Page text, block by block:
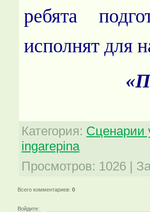
ребята
исполнят для
Категория: Сценарии
ingarepina
Просмотров: 1026 |
Всего комментариев:0
Войдите: